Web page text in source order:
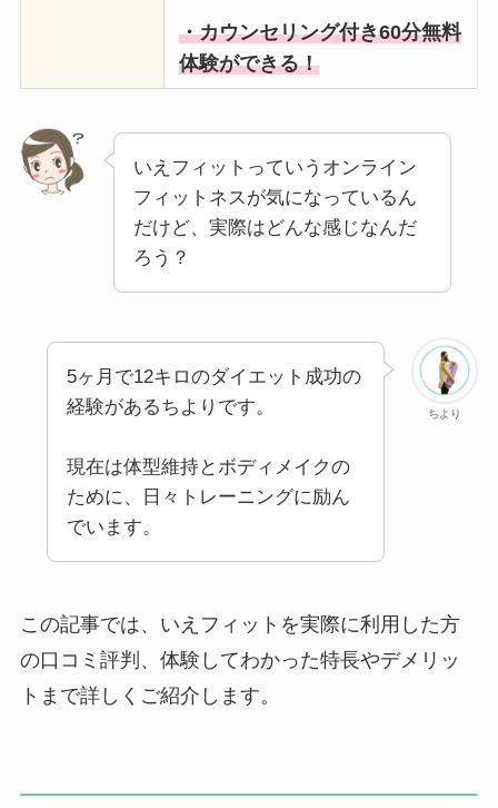
・カウンセリング付き60分無料
体験ができる！
いえフィットっていうオンライン
フィットネスが気になっているん
だけど、実際はどんな感じなんだ
ろう？
ちより
5ヶ月で12キロのダイエット成功の
経験があるちよりです。
現在は体型維持とボディメイクの
ために、日々トレーニングに励ん
でいます。
この記事では、いえフィットを実際に利用した方
の口コミ評判、体験してわかった特長やデメリッ
トまで詳しくご紹介します。